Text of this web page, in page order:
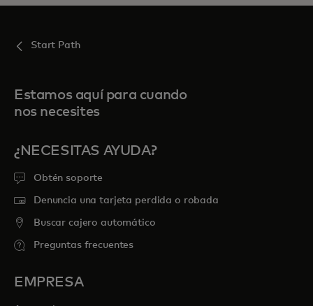
Start Path
Estamos aquí para cuando
nos necesites
¿NECESITAS AYUDA?
Obtén soporte
Denuncia una tarjeta perdida o robada
Buscar cajero automático
Preguntas frecuentes
EMPRESA